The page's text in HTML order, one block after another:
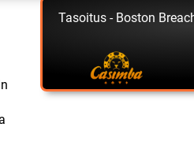
Tasoitus - Boston